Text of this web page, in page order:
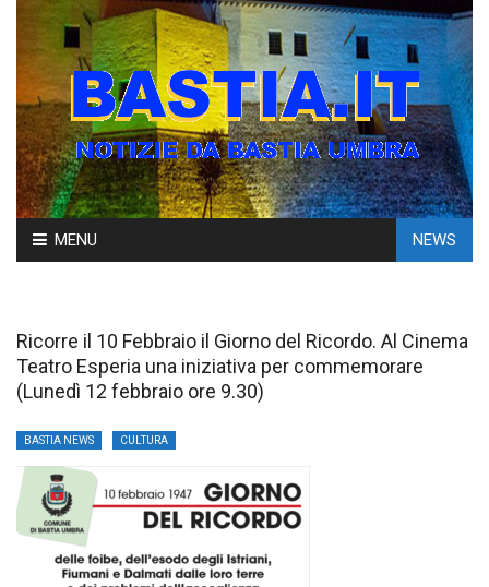
Skip
to
MENU NEWS
Ricorre il 10 Febbraio il Giorno del Ricordo. Al Cinema
Teatro Esperia una iniziativa per commemorare
(Lunedì 12 febbraio ore 9.30)
BASTIA NEWS CULTURA